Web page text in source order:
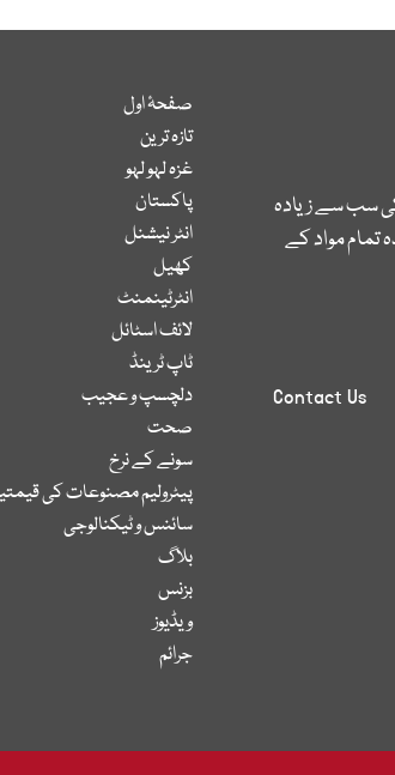
سب سے زیادہ
مواد کے
Contact Us
صفحۂ اول
تازہ ترین
غزہ لہو لہو
پاکستان
انٹر نیشنل
کھیل
انٹرٹینمنٹ
لائف اسٹائل
ٹاپ ٹرینڈ
دلچسپ و عجیب
صحت
سونے کے نرخ
پیٹرولیم مصنوعات کی
سائنس و ٹیکنالوجی
بلاگ
بزنس
ویڈیوز
جرائم